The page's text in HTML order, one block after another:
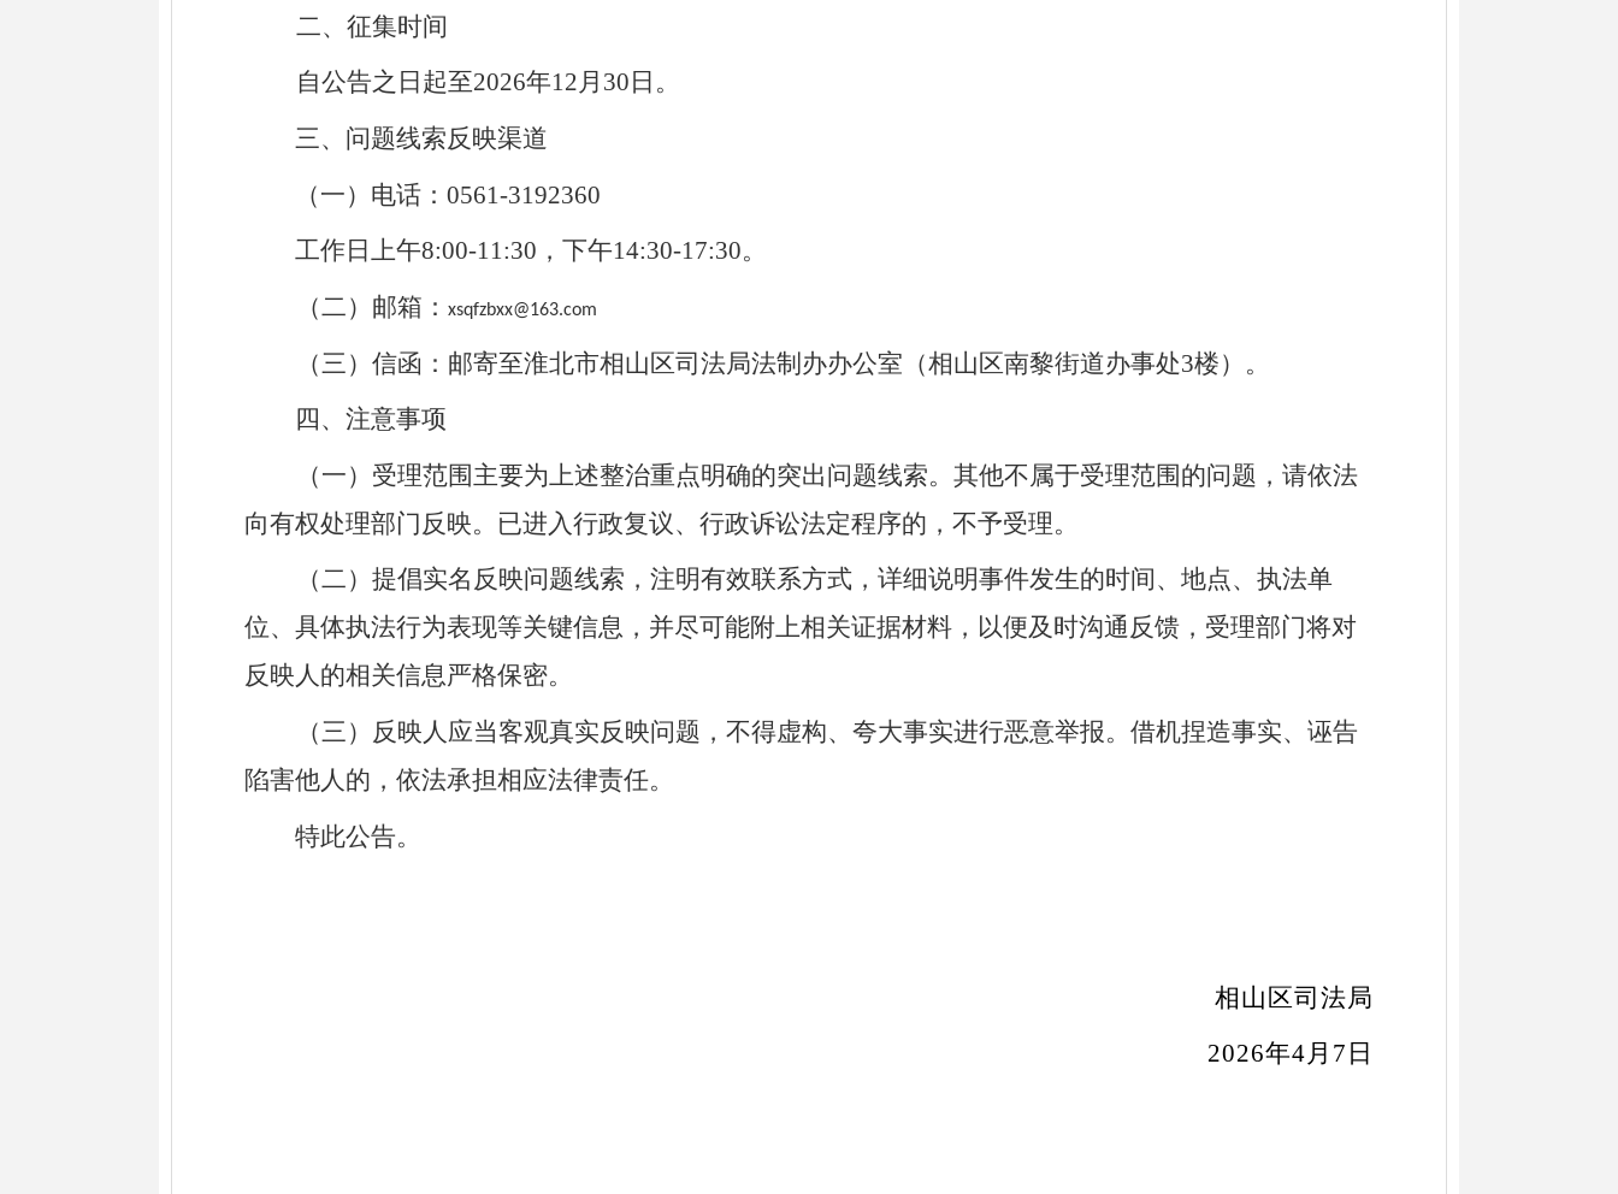
二、征集时间
自公告之日起至2026年12月30日。
三、问题线索反映渠道
（一）电话： 0561-3192360
工作日上午8:00-11:30，下午14:30-17:30。
（二） 邮箱： xsqfzbxx@163.com
（三） 信函：邮寄至淮北市相山区司法局法制办办公室 （相山区南黎街道办事处3楼）。
四、注意事项
（一）受理范围主要为上述整治重点明确的突出问题线索。其他不属于受理范围的问题，请依法
向有权处理部门反映。已进入行政复议、行政诉讼法定程序的，不予受理。
（二）提倡实名反映问题线索，注明有效联系方式，详细说明事件发生的时间、地点、执法单
位、具体执法行为表现等关键信息，并尽可能附上相关证据材料，以便及时沟通反馈，受理部门将对
反映人的相关信息严格保密。
（三）反映人应当客观真实反映问题，不得虚构、夸大事实进行恶意举报。借机捏造事实、诬告
陷害他人的，依法承担相应法律责任。
特此公告。
相山区司法局
2026年4月 7 日